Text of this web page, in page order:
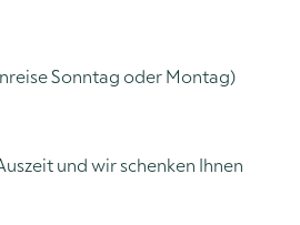
Sonntag oder Montag)
und wir schenken Ihnen